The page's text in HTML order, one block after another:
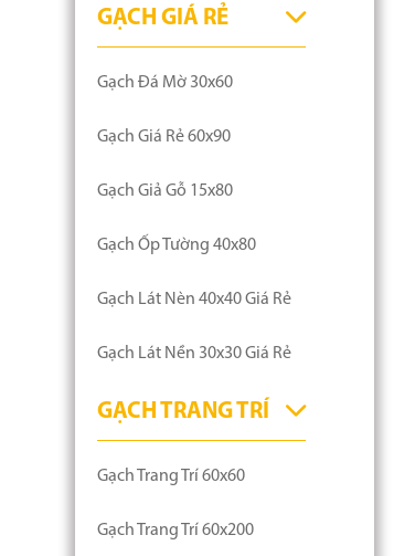
GẠCH GIÁ RẺ
Gạch Đá Mờ 30x60
Gạch Giá Rẻ 60x90
Gạch Giả Gỗ 15x80
Gạch Ốp Tường 40x80
Gạch Lát Nèn 40x40 Giá Rẻ
Gạch Lát Nền 30x30 Giá Rẻ
GẠCH TRANG TRÍ
Gạch Trang Trí 60x60
Gạch Trang Trí 60x200